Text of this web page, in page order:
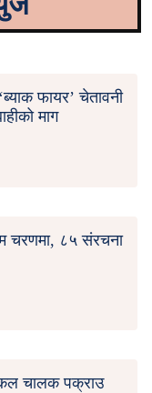
फायर’ चेतावनी
माग
चरणमा, ८५ संरचना
चालक पक्राउ